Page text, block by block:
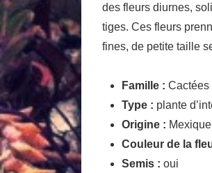
des fleurs diurnes,
tiges. Ces fleurs
fines, de petite taille
Famille : Cactées
Type : plante
Origine : Mexique
Couleur de la
Semis : oui